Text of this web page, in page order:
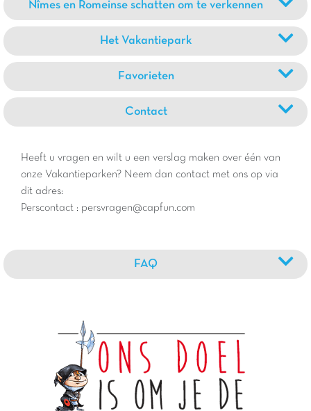
Nîmes en Romeinse schatten om te verkennen
Het Vakantiepark
Favorieten
Contact
Heeft u vragen en wilt u een verslag maken over één van
onze Vakantieparken? Neem dan contact met ons op via
dit adres:
Perscontact : persvragen@capfun.com
FAQ